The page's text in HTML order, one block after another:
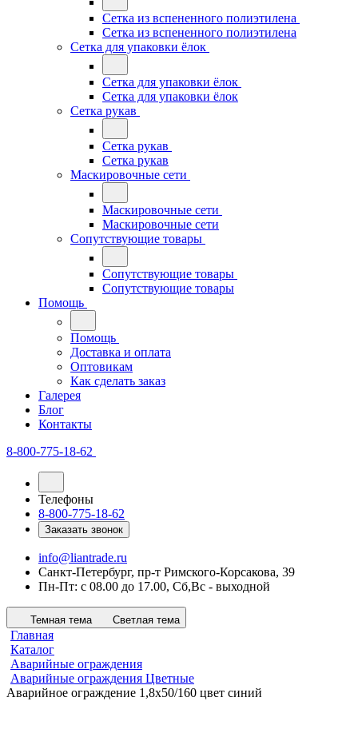
Сетка из вспененного полиэтилена
Сетка из вспененного полиэтилена
Сетка для упаковки ёлок
Сетка для упаковки ёлок
Сетка для упаковки ёлок
Сетка рукав
Сетка рукав
Сетка рукав
Маскировочные сети
Маскировочные сети
Маскировочные сети
Сопутствующие товары
Сопутствующие товары
Сопутствующие товары
Помощь
Помощь
Доставка и оплата
Оптовикам
Как сделать заказ
Галерея
Блог
Контакты
8-800-775-18-62
Телефоны
8-800-775-18-62
Заказать звонок
info@liantrade.ru
Санкт-Петербург, пр-т Римского-Корсакова, 39
Пн-Пт: c 08.00 до 17.00, Cб,Вс - выходной
Темная тема Светлая тема
Главная
Каталог
Аварийные ограждения
Аварийные ограждения Цветные
Аварийное ограждение 1,8х50/160 цвет синий